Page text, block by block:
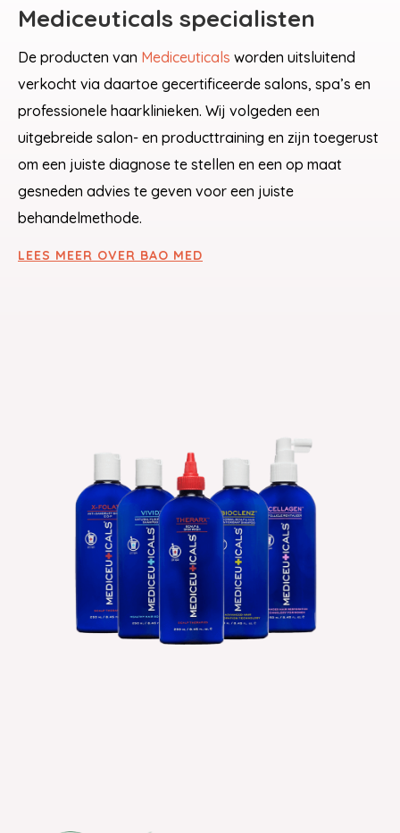
Mediceuticals specialisten
De producten van Mediceuticals worden uitsluitend
verkocht via daartoe gecertificeerde salons, spa’s en
professionele haarklinieken. Wij volgeden een
uitgebreide salon- en producttraining en zijn toegerust
om een juiste diagnose te stellen en een op maat
gesneden advies te geven voor een juiste
behandelmethode.
LEES MEER OVER BAO MED